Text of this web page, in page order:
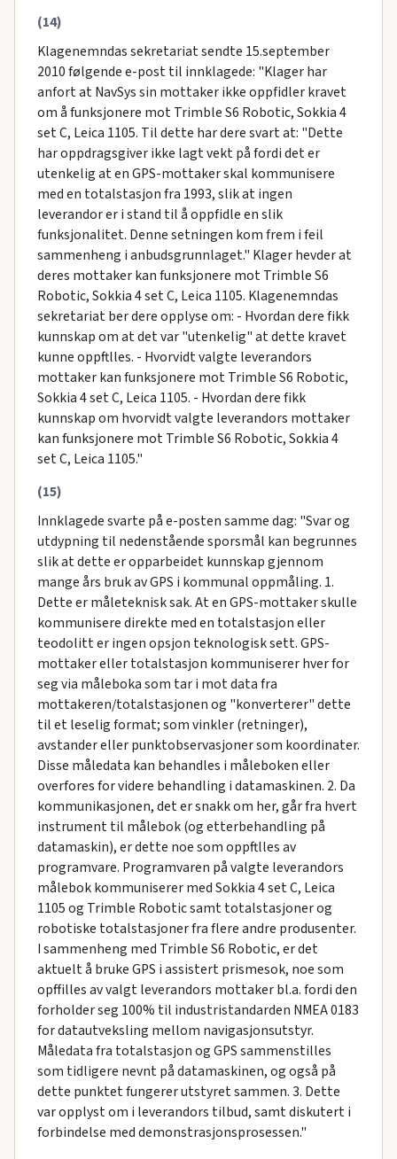
(14)
Klagenemndas sekretariat sendte 15.september
2010 følgende e-post til innklagede: "Klager har
anfort at NavSys sin mottaker ikke oppfidler kravet
om å funksjonere mot Trimble S6 Robotic, Sokkia 4
set C, Leica 1105. Til dette har dere svart at: "Dette
har oppdragsgiver ikke lagt vekt på fordi det er
utenkelig at en GPS-mottaker skal kommunisere
med en totalstasjon fra 1993, slik at ingen
leverandor er i stand til å oppfidle en slik
funksjonalitet. Denne setningen kom frem i feil
sammenheng i anbudsgrunnlaget." Klager hevder at
deres mottaker kan funksjonere mot Trimble S6
Robotic, Sokkia 4 set C, Leica 1105. Klagenemndas
sekretariat ber dere opplyse om: - Hvordan dere fikk
kunnskap om at det var "utenkelig" at dette kravet
kunne oppftlles. - Hvorvidt valgte leverandors
mottaker kan funksjonere mot Trimble S6 Robotic,
Sokkia 4 set C, Leica 1105. - Hvordan dere fikk
kunnskap om hvorvidt valgte leverandors mottaker
kan funksjonere mot Trimble S6 Robotic, Sokkia 4
set C, Leica 1105."
(15)
Innklagede svarte på e-posten samme dag: "Svar og
utdypning til nedenstående sporsmål kan begrunnes
slik at dette er opparbeidet kunnskap gjennom
mange års bruk av GPS i kommunal oppmåling. 1.
Dette er måleteknisk sak. At en GPS-mottaker skulle
kommunisere direkte med en totalstasjon eller
teodolitt er ingen opsjon teknologisk sett. GPS-
mottaker eller totalstasjon kommuniserer hver for
seg via måleboka som tar i mot data fra
mottakeren/totalstasjonen og "konverterer" dette
til et leselig format; som vinkler (retninger),
avstander eller punktobservasjoner som koordinater.
Disse måledata kan behandles i måleboken eller
overfores for videre behandling i datamaskinen. 2. Da
kommunikasjonen, det er snakk om her, går fra hvert
instrument til målebok (og etterbehandling på
datamaskin), er dette noe som oppftlles av
programvare. Programvaren på valgte leverandors
målebok kommuniserer med Sokkia 4 set C, Leica
1105 og Trimble Robotic samt totalstasjoner og
robotiske totalstasjoner fra flere andre produsenter.
I sammenheng med Trimble S6 Robotic, er det
aktuelt å bruke GPS i assistert prismesok, noe som
opffilles av valgt leverandors mottaker bl.a. fordi den
forholder seg 100% til industristandarden NMEA 0183
for datautveksling mellom navigasjonsutstyr.
Måledata fra totalstasjon og GPS sammenstilles
som tidligere nevnt på datamaskinen, og også på
dette punktet fungerer utstyret sammen. 3. Dette
var opplyst om i leverandors tilbud, samt diskutert i
forbindelse med demonstrasjonsprosessen."